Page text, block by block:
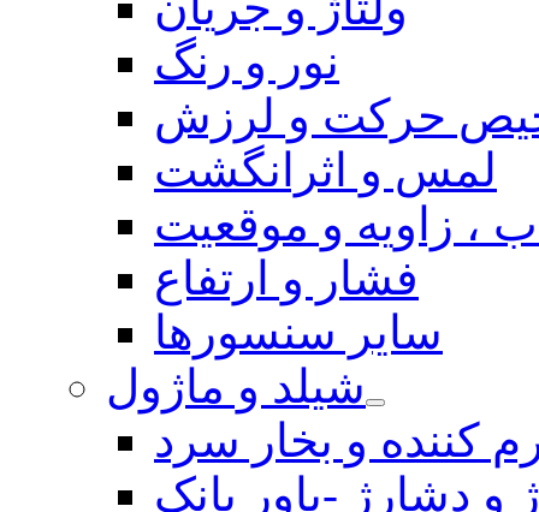
نور و رنگ
حرکت و لرزش
لمس و اثرانگشت
، زاویه و موقعیت
فشار و ارتفاع
سایر سنسورها
شیلد و ماژول
کننده و بخار سرد
و دشارژ -پاور بانک